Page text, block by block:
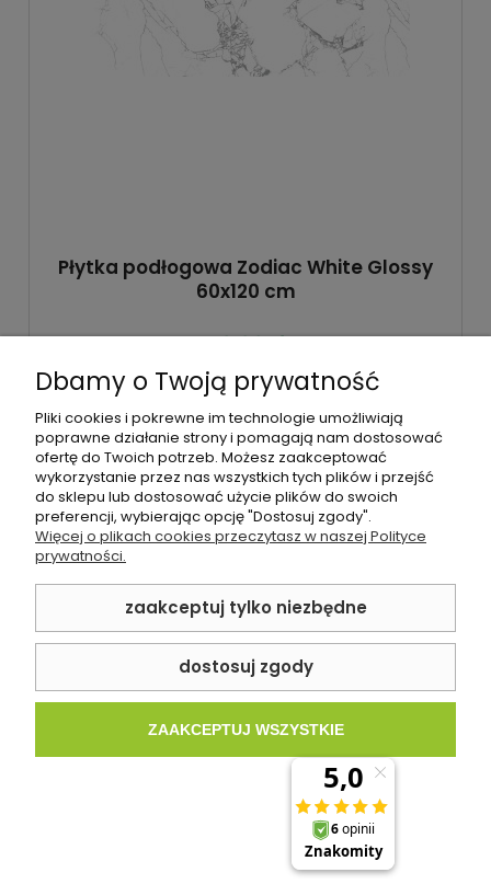
Płytka podłogowa Zodiac White Glossy
60x120 cm
110,00 zł
DO KOSZYKA
Płytka podłogowa Zodiac Black Glossy
Dbamy o Twoją prywatność
Pliki cookies i pokrewne im technologie umożliwiają
poprawne działanie strony i pomagają nam dostosować
ofertę do Twoich potrzeb. Możesz zaakceptować
wykorzystanie przez nas wszystkich tych plików i przejść
do sklepu lub dostosować użycie plików do swoich
preferencji, wybierając opcję "Dostosuj zgody".
Więcej o plikach cookies przeczytasz w naszej Polityce
prywatności.
zaakceptuj tylko niezbędne
dostosuj zgody
ZAAKCEPTUJ WSZYSTKIE